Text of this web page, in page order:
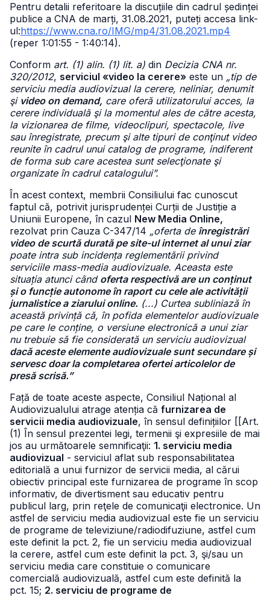
Pentru detalii referitoare la discuțiile din cadrul ședinței
publice a CNA de marți, 31.08.2021, puteți accesa link-
ul:https://www.cna.ro/IMG/mp4/31.08.2021.mp4
(reper 1:01:55 - 1:40:14).
Conform art. (1) alin. (1) lit. a) din Decizia CNA nr.
320/2012, serviciul «video la cerere» este un „tip de
serviciu media audiovizual la cerere, neliniar, denumit
şi video on demand, care oferă utilizatorului acces, la
cerere individuală şi la momentul ales de către acesta,
la vizionarea de filme, videoclipuri, spectacole, live
sau înregistrate, precum şi alte tipuri de conţinut video
reunite în cadrul unui catalog de programe, indiferent
de forma sub care acestea sunt selecţionate şi
organizate în cadrul catalogului”.
În acest context, membrii Consiliului fac cunoscut
faptul că, potrivit jurisprudenței Curții de Justiție a
Uniunii Europene, în cazul New Media Online,
rezolvat prin Cauza C-347/14 „oferta de înregistrări
video de scurtă durată pe site-ul internet al unui ziar
poate intra sub incidența reglementării privind
serviciile mass-media audiovizuale. Aceasta este
situația atunci când oferta respectivă are un conținut
și o funcție autonome în raport cu cele ale activității
jurnalistice a ziarului online. (...) Curtea subliniază în
această privință că, în pofida elementelor audiovizuale
pe care le conține, o versiune electronică a unui ziar
nu trebuie să fie considerată un serviciu audiovizual
dacă aceste elemente audiovizuale sunt secundare și
servesc doar la completarea ofertei articolelor de
presă scrisă.”
Față de toate aceste aspecte, Consiliul Național al
Audiovizualului atrage atenția că furnizarea de
servicii media audiovizuale, în sensul definițiilor [[Art.
(1) În sensul prezentei legi, termenii şi expresiile de mai
jos au următoarele semnificaţii: 1. serviciu media
audiovizual - serviciul aflat sub responsabilitatea
editorială a unui furnizor de servicii media, al cărui
obiectiv principal este furnizarea de programe în scop
informativ, de divertisment sau educativ pentru
publicul larg, prin reţele de comunicaţii electronice. Un
astfel de serviciu media audiovizual este fie un serviciu
de programe de televiziune/radiodifuziune, astfel cum
este definit la pct. 2, fie un serviciu media audiovizual
la cerere, astfel cum este definit la pct. 3, şi/sau un
serviciu media care constituie o comunicare
comercială audiovizuală, astfel cum este definită la
pct. 15; 2. serviciu de programe de